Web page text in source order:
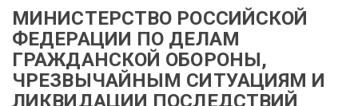
МИНИСТЕРСТВО РОССИЙСКОЙ
ФЕДЕРАЦИИ ПО ДЕЛАМ
ГРАЖДАНСКОЙ ОБОРОНЫ,
ЧРЕЗВЫЧАЙНЫМ СИТУАЦИЯМ И
ЛИКВИДАЦИИ ПОСЛЕДСТВИЙ